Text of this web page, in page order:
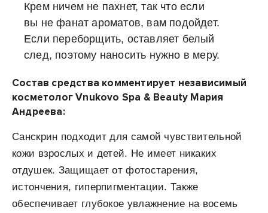
Крем ничем не пахнет, так что если
вы не фанат ароматов, вам подойдет.
Если переборщить, оставляет белый
след, поэтому наносить нужно в меру.
Состав средства комментирует независимый
косметолог Vnukovo Spa & Beauty Мария
Андреева:
Санскрин подходит для самой чувствительной
кожи взрослых и детей. Не имеет никаких
отдушек. Защищает от фотостарения,
истончения, гиперпигментации. Также
обеспечивает глубокое увлажнение на восемь